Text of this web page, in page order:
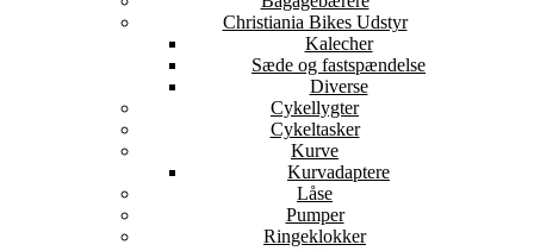
Christiania Bikes Udstyr
Kalecher
Sæde og fastspændelse
Diverse
Cykellygter
Cykeltasker
Kurve
Kurvadaptere
Låse
Pumper
Ringeklokker